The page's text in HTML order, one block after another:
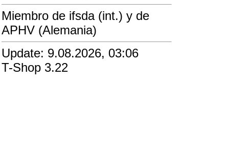
Miembro de ifsda (int.) y de
APHV (Alemania)
Update: 9.08.2026, 03:06
T-Shop 3.22